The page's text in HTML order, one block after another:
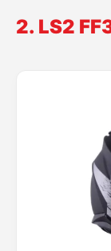
2. LS2